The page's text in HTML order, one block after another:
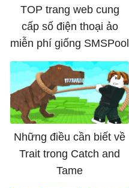
TOP trang web cung
cấp số điện thoại ảo
miễn phí giống SMSPool
Những điều cần biết về
Trait trong Catch and
Tame